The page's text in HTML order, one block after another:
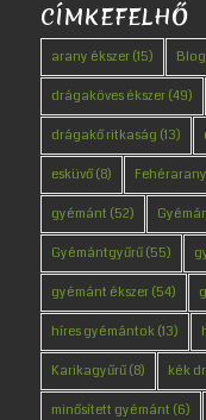
CÍMKEFELHŐ
arany ékszer(15) Blog
drágaköves ékszer(49)
drágakő ritkaság (13)
esküvő(8)
gyémánt (52)
Gyémántgyűrű(55)
gyémánt ékszer(54)
híres gyémántok(13)
Karikagyűrű(8) kék
minősített gyémánt (6)